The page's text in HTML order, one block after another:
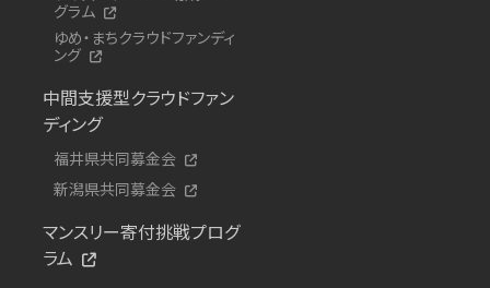
グラム
ゆめ・まちクラウドファンディ
ング
中間支援型クラウドファン
ディング
福井県共同募金会
新潟県共同募金会
マンスリー寄付挑戦プログ
ラム